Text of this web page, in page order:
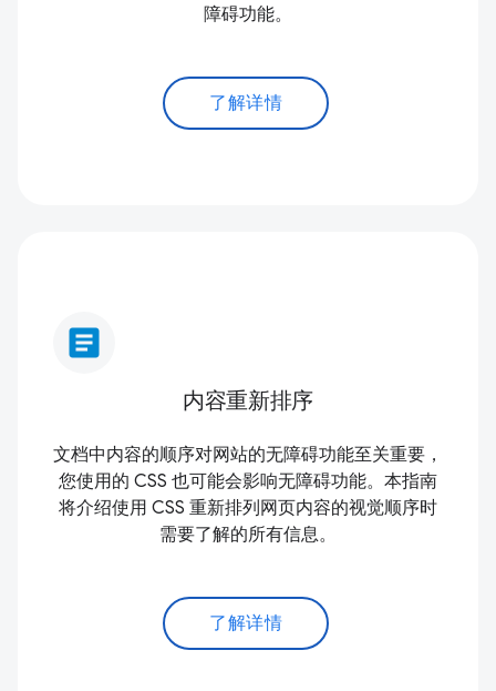
障碍功能。
了解详情
article
内容重新排序
文档中内容的顺序对网站的无障碍功能至关重要，
您使用的 CSS 也可能会影响无障碍功能。本指南
将介绍使用 CSS 重新排列网页内容的视觉顺序时
需要了解的所有信息。
了解详情